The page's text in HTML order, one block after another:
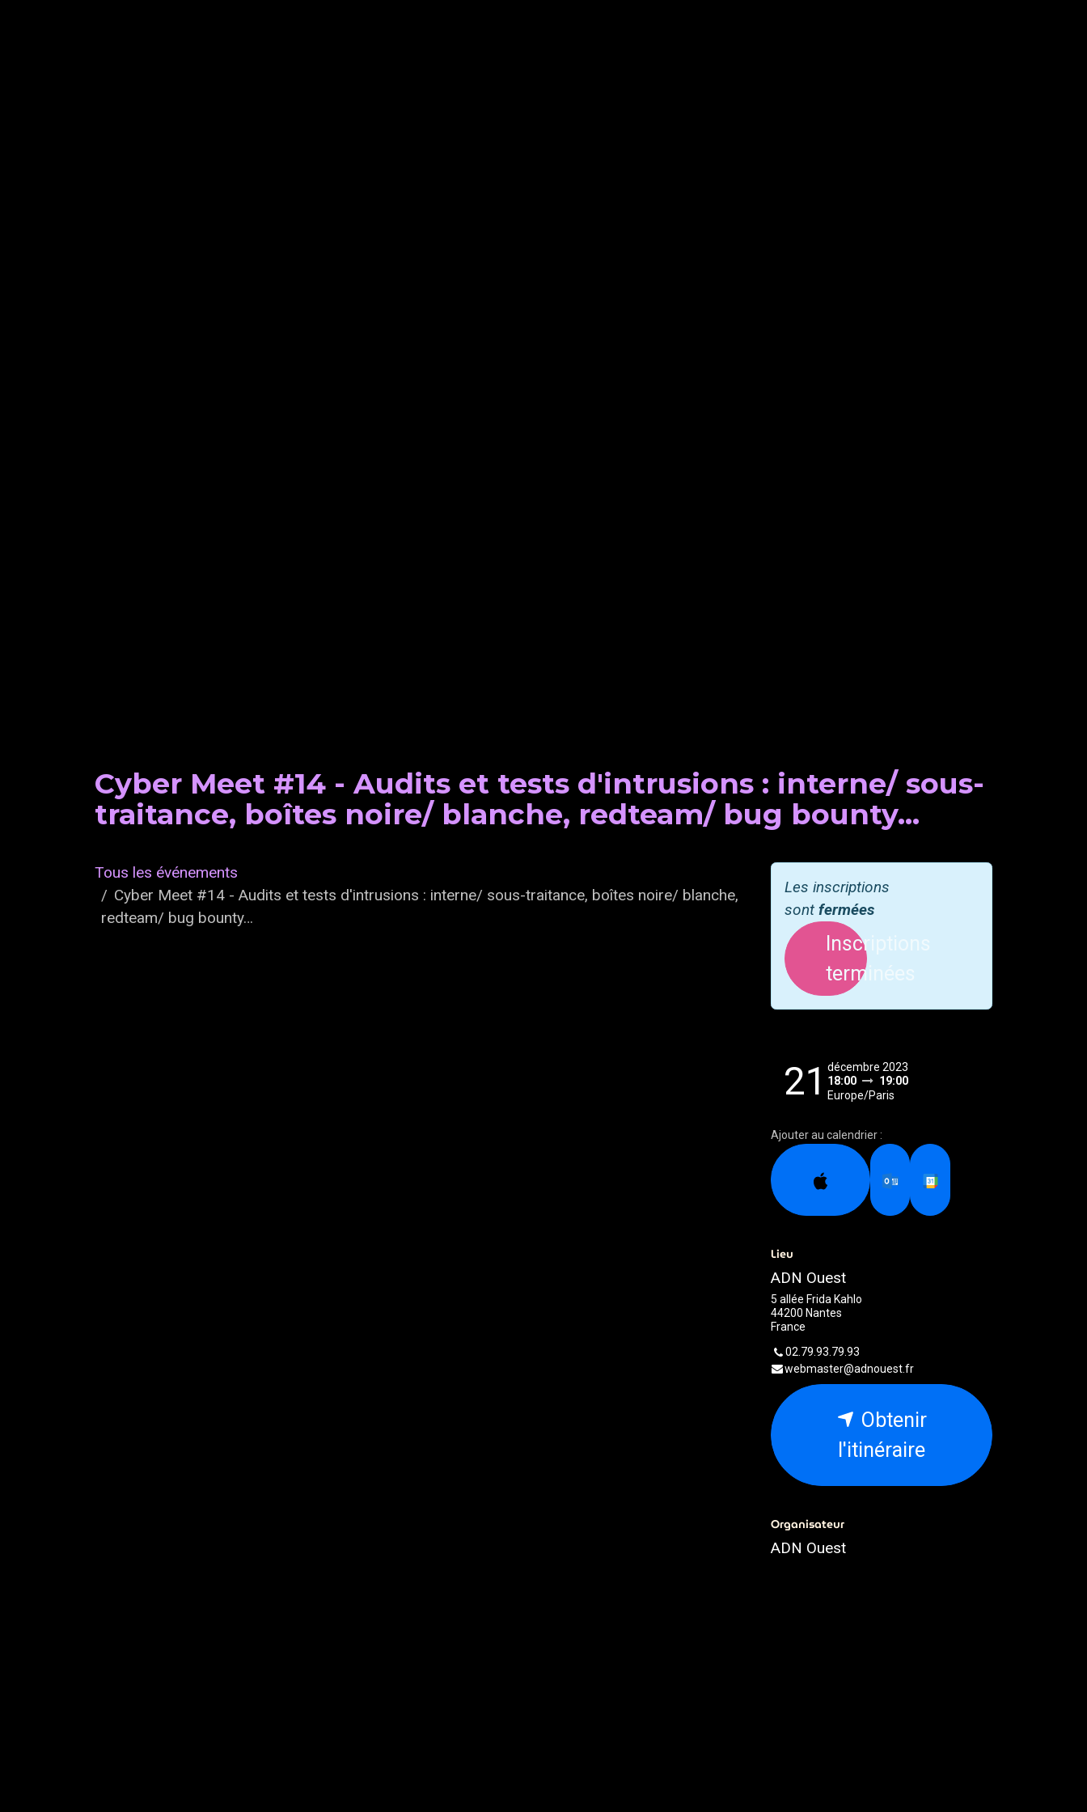
Cyber Meet #14 - Audits et tests d'intrusions : interne/ sous-
traitance, boîtes noire/ blanche, redteam/ bug bounty…
Tous les événements
Cyber Meet #14 - Audits et tests d'intrusions : interne/ sous-traitance, boîtes noire/ blanche,
redteam/ bug bounty…
Les inscriptions
sont fermées
Inscriptions
terminées
21
décembre 2023
18:00
19:00
Europe/Paris
Ajouter au calendrier :
Lieu
ADN Ouest
5 allée Frida Kahlo
44200 Nantes
France
02.79.93.79.93
webmaster@adnouest.fr
Obtenir
l'itinéraire
Organisateur
ADN Ouest